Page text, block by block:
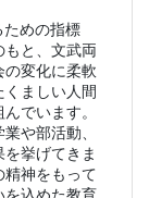
ための指標
もと、文武両
の変化に柔軟
ましい人間
でいます。
や部活動、
挙げてきま
精神をもって